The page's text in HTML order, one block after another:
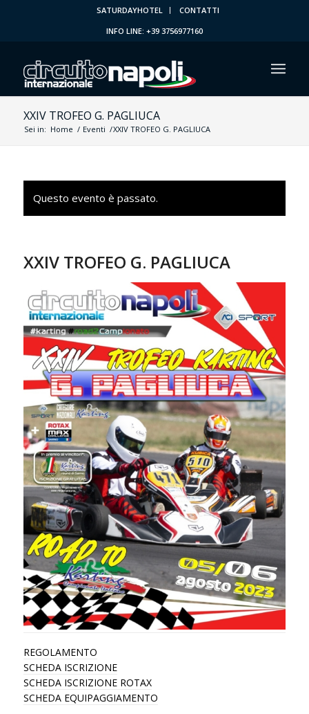
SATURDAYHOTEL
CONTATTI
INFO LINE: +39 3756977160
XXIV TROFEO G. PAGLIUCA
Sei in: Home / Eventi /XXIV TROFEO G. PAGLIUCA
Questo evento è passato.
XXIV TROFEO G. PAGLIUCA
REGOLAMENTO
SCHEDA ISCRIZIONE
SCHEDA ISCRIZIONE ROTAX
SCHEDA EQUIPAGGIAMENTO